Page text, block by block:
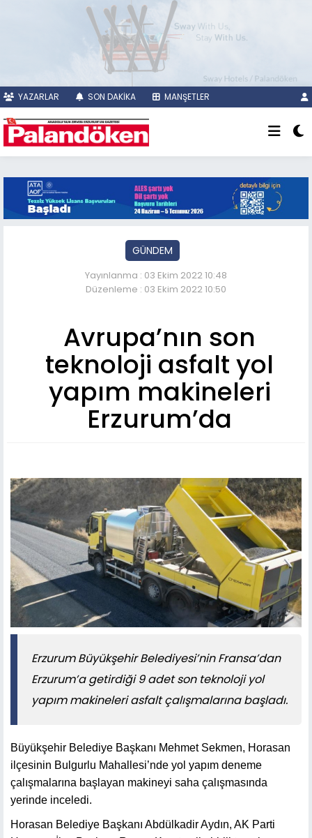
YAZARLAR SON DAKİKA MANŞETLER
GÜNDEM
Yayınlanma : 03 Ekim 2022 10:48
Düzenleme : 03 Ekim 2022 10:50
Avrupa’nın son
teknoloji asfalt yol
yapım makineleri
Erzurum’da
Erzurum Büyükşehir Belediyesi’nin Fransa’dan
Erzurum’a getirdiği 9 adet son teknoloji yol
yapım makineleri asfalt çalışmalarına başladı.
Büyükşehir Belediye Başkanı Mehmet Sekmen, Horasan
ilçesinin Bulgurlu Mahallesi’nde yol yapım deneme
çalışmalarına başlayan makineyi saha çalışmasında
yerinde inceledi.
Horasan Belediye Başkanı Abdülkadir Aydın, AK Parti